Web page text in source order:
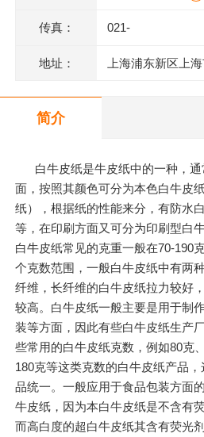
传真： 021-
地址： 上海浦东新区上
简介
白牛皮纸是牛皮纸中的一种，
面，按照其颜色可分为本色白牛皮
纸），根据纸的性能来分，有防水
等，在印刷方面又可分为印刷型白
白牛皮纸常见的克重一般在70-190
个克数范围，一般白牛皮纸中有两
纤维，长纤维的白牛皮纸拉力较好
较高。白牛皮纸一般主要是用于制
装等方面，因此有些白牛皮纸生产
些常用的白牛皮纸克数，例如80克
180克等这类克数的白牛皮纸产品
品统一。一般应用于食品包装方面
牛皮纸，因为本白牛皮纸是不含有
而高白度的超白牛皮纸其含有荧光